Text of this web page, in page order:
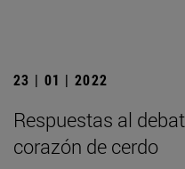
23 | 01 | 2022
Respuestas al
corazón de cerdo